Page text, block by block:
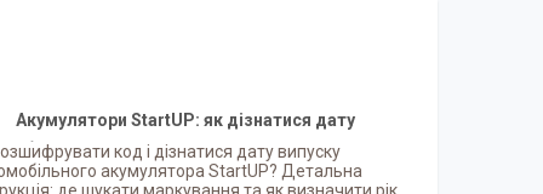
Акумулятори StartUP: як дізнатися дату
- розшифровка заводського коду
код і дізнатися дату випуску
акумулятора StartUP? Детальна